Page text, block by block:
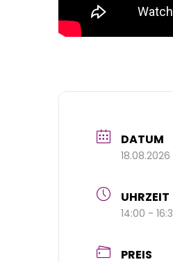
DATUM
18.08.2026
UHRZEIT
14:00 -
PREIS